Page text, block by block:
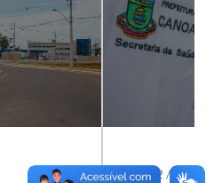
28/12 / 2018